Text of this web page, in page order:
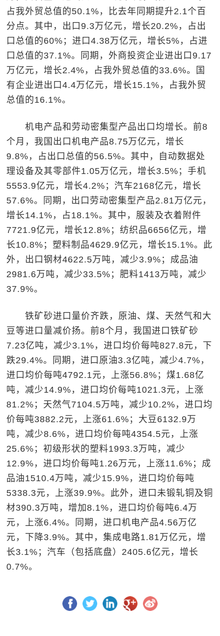
占我外贸总值的50.1%，比去年同期提升2.1个百
分点。其中，出口9.3万亿元，增长20.2%，占出
口总值的60%；进口4.38万亿元，增长5%，占进
口总值的37.1%。同期，外商投资企业进出口9.17
万亿元，增长2.4%，占我外贸总值的33.6%。国
有企业进出口4.4万亿元，增长15.1%，占我外贸
总值的16.1%。
机电产品和劳动密集型产品出口均增长。前8
个月，我国出口机电产品8.75万亿元，增长
9.8%，占出口总值的56.5%。其中，自动数据处
理设备及其零部件1.05万亿元，增长3.5%；手机
5553.9亿元，增长4.2%；汽车2168亿元，增长
57.6%。同期，出口劳动密集型产品2.81万亿元，
增长14.1%，占18.1%。其中，服装及衣着附件
7721.9亿元，增长12.8%；纺织品6656亿元，增
长10.8%；塑料制品4629.9亿元，增长15.1%。此
外，出口钢材4622.5万吨，减少3.9%；成品油
2981.6万吨，减少33.5%；肥料1413万吨，减少
37.9%。
铁矿砂进口量价齐跌，原油、煤、天然气和大
豆等进口量减价扬。前8个月，我国进口铁矿砂
7.23亿吨，减少3.1%，进口均价每吨827.8元，下
跌29.4%。同期，进口原油3.3亿吨，减少4.7%，
进口均价每吨4792.1元，上涨56.8%；煤1.68亿
吨，减少14.9%，进口均价每吨1021.3元，上涨
81.2%；天然气7104.5万吨，减少10.2%，进口均
价每吨3882.2元，上涨61.6%；大豆6132.9万
吨，减少8.6%，进口均价每吨4354.5元，上涨
25.6%；初级形状的塑料1993.3万吨，减少
12.9%，进口均价每吨1.26万元，上涨11.6%；成
品油1510.4万吨，减少15.9%，进口均价每吨
5338.3元，上涨39.9%。此外，进口未锻轧铜及铜
材390.3万吨，增加8.1%，进口均价每吨6.4万
元，上涨6.4%。同期，进口机电产品4.56万亿
元，下降3.9%。其中，集成电路1.81万亿元，增
长3.1%；汽车（包括底盘）2405.6亿元，增长
0.7%。